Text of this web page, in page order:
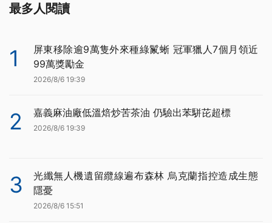
最多人閱讀
1
屏東移除逾9萬隻外來種綠鬣蜥 冠軍獵人7個月領近
99萬獎勵金
2026/8/6 19:39
2 嘉義麻油廠低溫焙炒苦茶油 仍驗出苯駢芘超標
2026/8/6 19:39
3
光纖無人機遺留纜線遍布森林 烏克蘭指控造成生態
隱憂
2026/8/6 15:51